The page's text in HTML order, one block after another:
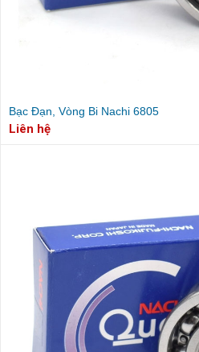
Bạc Đạn, Vòng Bi Nachi 6805
Liên hệ